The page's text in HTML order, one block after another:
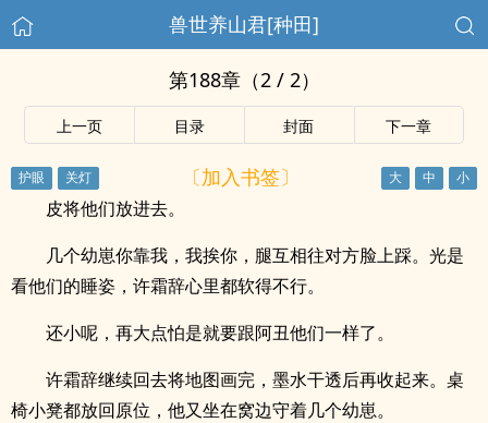
兽世养山君[种田]
第188章（2 / 2）
上一页 目录 封面 下一章
〔加入书签〕
皮将他们放进去。
几个幼崽你靠我，我挨你，腿互相往对方脸上踩。光是
看他们的睡姿，许霜辞心里都软得不行。
还小呢，再大点怕是就要跟阿丑他们一样了。
许霜辞继续回去将地图画完，墨水干透后再收起来。桌
椅小凳都放回原位，他又坐在窝边守着几个幼崽。